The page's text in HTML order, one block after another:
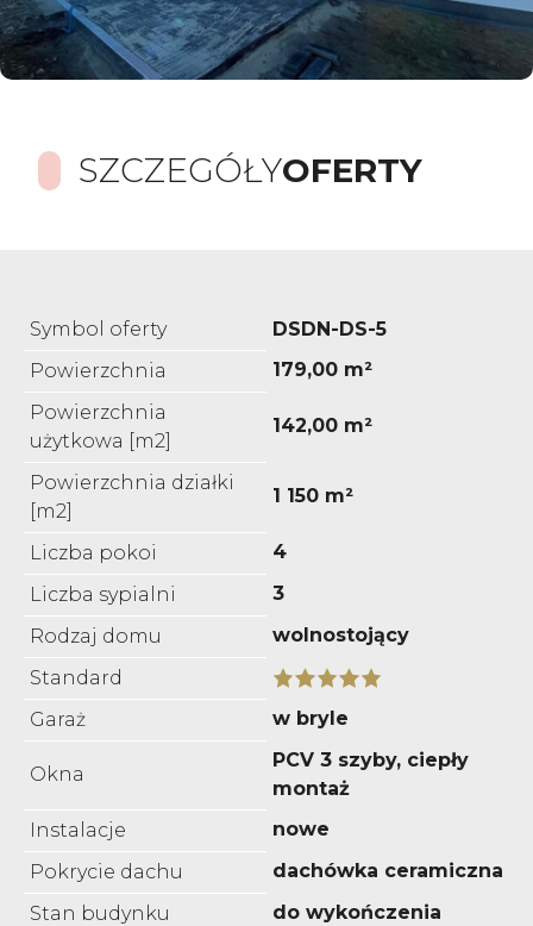
SZCZEGÓŁYOFERTY
Symbol oferty
DSDN-DS-5
Powierzchnia
179,00 m²
Powierzchnia
użytkowa [m2]
142,00 m²
Powierzchnia działki
[m2]
1 150 m²
Liczba pokoi
4
Liczba sypialni
3
Rodzaj domu
wolnostojący
Standard
Garaż
w bryle
Okna
PCV 3 szyby, ciepły
montaż
Instalacje
nowe
Pokrycie dachu
dachówka ceramiczna
Stan budynku
do wykończenia